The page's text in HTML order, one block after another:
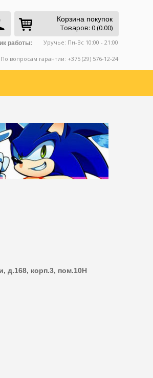
Корзина покупок
Товаров: 0 (0.00)
работы: Уручье: Пн-Вс 10:00 - 21:00
По вопросам гарантии: +375 (29) 576-12-24
д.168, корп.3, пом.10Н